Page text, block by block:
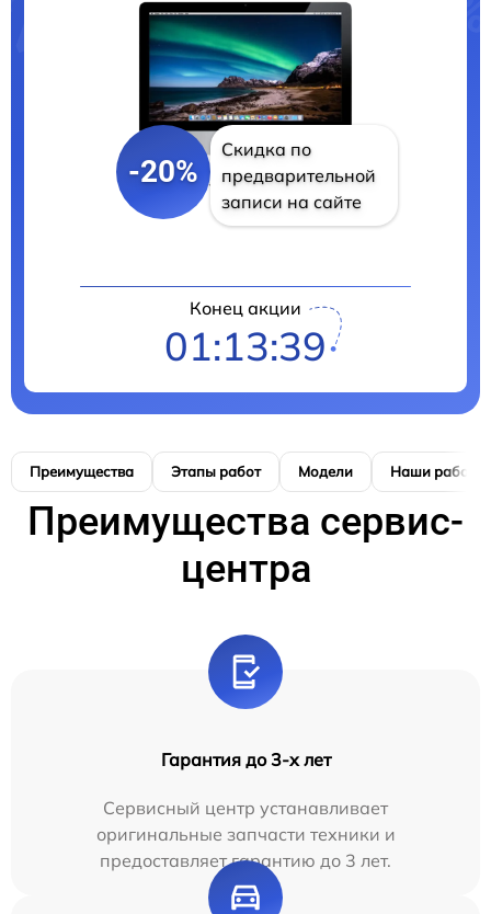
-20%
Скидка по
предварительной
записи на сайте
Конец акции
01:13:38
Преимущества Этапы работ Модели Наши работы
Преимущества сервис-
центра
Гарантия до 3-х лет
Сервисный центр устанавливает
оригинальные запчасти техники и
предоставляет гарантию до 3 лет.